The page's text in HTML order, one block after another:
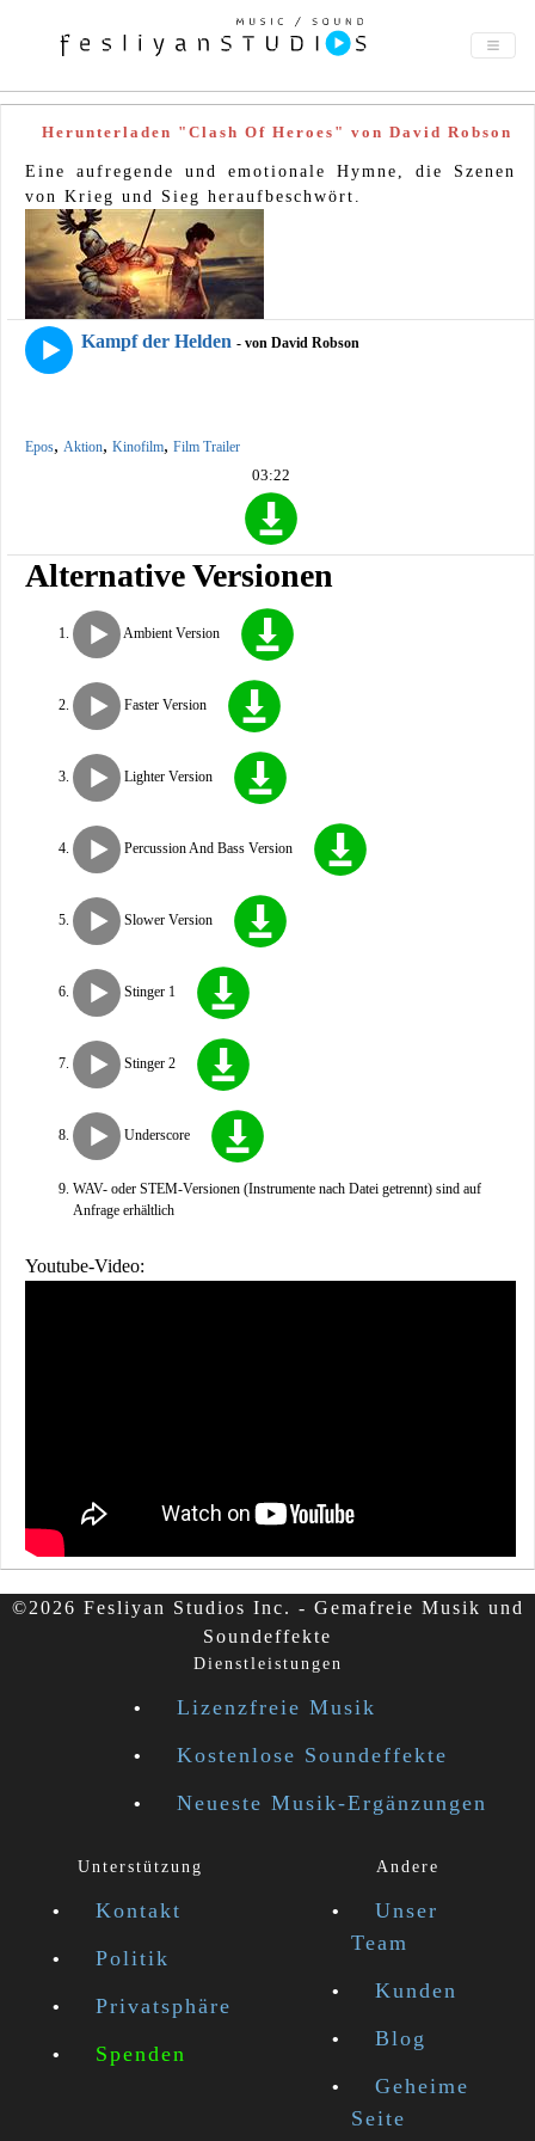
Herunterladen "Clash Of Heroes" von David Robson
Eine aufregende und emotionale Hymne, die Szenen
von Krieg und Sieg heraufbeschwört.
Kampf der Helden - von David Robson
Epos, Aktion, Kinofilm, Film Trailer
03:22
Alternative Versionen
Ambient Version
Faster Version
Lighter Version
Percussion And Bass Version
Slower Version
Stinger 1
Stinger 2
Underscore
WAV- oder STEM-Versionen (Instrumente nach Datei getrennt) sind auf
Anfrage erhältlich
Youtube-Video:
©2026 Fesliyan Studios Inc. - Gemafreie Musik und
Soundeffekte
Dienstleistungen
Lizenzfreie Musik
Kostenlose Soundeffekte
Neueste Musik-Ergänzungen
Unterstützung
Kontakt
Politik
Privatsphäre
Spenden
Andere
Unser
Team
Kunden
Blog
Geheime
Seite